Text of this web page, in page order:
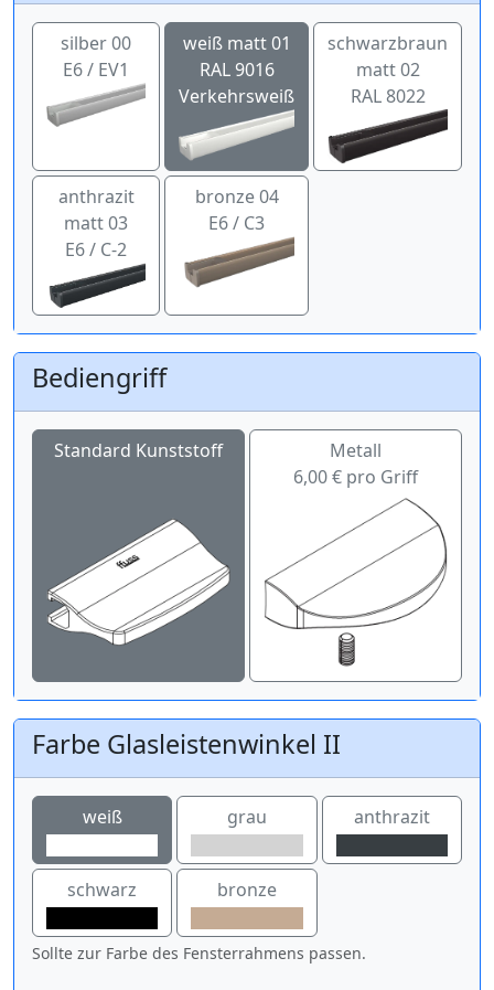
silber 00
E6 / EV1
weiß matt 01
RAL 9016
Verkehrsweiß
schwarzbraun
matt 02
RAL 8022
anthrazit
matt 03
E6 / C-2
bronze 04
E6 / C3
Bediengriff
Standard Kunststoff
Metall
6,00 € pro Griff
Farbe Glasleistenwinkel II
weiß grau anthrazit
schwarz bronze
Sollte zur Farbe des Fensterrahmens passen.